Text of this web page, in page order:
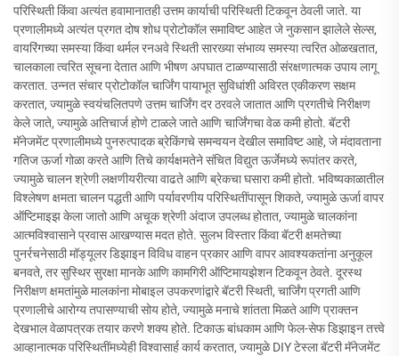
परिस्थिती किंवा अत्यंत हवामानातही उत्तम कार्याची परिस्थिती टिकवून ठेवली जाते. या
प्रणालीमध्ये अत्यंत प्रगत दोष शोध प्रोटोकॉल समाविष्ट आहेत जे नुकसान झालेले सेल्स,
वायरिंगच्या समस्या किंवा थर्मल रनअवे स्थिती सारख्या संभाव्य समस्या त्वरित ओळखतात,
चालकाला त्वरित सूचना देतात आणि भीषण अपघात टाळण्यासाठी संरक्षणात्मक उपाय लागू
करतात. उन्नत संचार प्रोटोकॉल चार्जिंग पायाभूत सुविधांशी अविरत एकीकरण सक्षम
करतात, ज्यामुळे स्वयंचलितपणे उत्तम चार्जिंग दर ठरवले जातात आणि प्रगतीचे निरीक्षण
केले जाते, ज्यामुळे अतिचार्ज होणे टाळले जाते आणि चार्जिंगचा वेळ कमी होतो. बॅटरी
मॅनेजमेंट प्रणालीमध्ये पुनरुत्पादक ब्रेकिंगचे समन्वयन देखील समाविष्ट आहे, जे मंदावताना
गतिज ऊर्जा गोळा करते आणि तिचे कार्यक्षमतेने संचित विद्युत ऊर्जेमध्ये रूपांतर करते,
ज्यामुळे चालन श्रेणी लक्षणीयरीत्या वाढते आणि ब्रेकचा घसारा कमी होतो. भविष्यकाळातील
विश्लेषण क्षमता चालन पद्धती आणि पर्यावरणीय परिस्थितींपासून शिकते, ज्यामुळे ऊर्जा वापर
ऑप्टिमाइझ केला जातो आणि अचूक श्रेणी अंदाज उपलब्ध होतात, ज्यामुळे चालकांना
आत्मविश्वासाने प्रवास आखण्यास मदत होते. सुलभ विस्तार किंवा बॅटरी क्षमतेच्या
पुनर्रचनेसाठी मॉड्यूलर डिझाइन विविध वाहन प्रकार आणि वापर आवश्यकतांना अनुकूल
बनवते, तर सुस्थिर सुरक्षा मानके आणि कामगिरी ऑप्टिमायझेशन टिकवून ठेवते. दूरस्थ
निरीक्षण क्षमतांमुळे मालकांना मोबाइल उपकरणांद्वारे बॅटरी स्थिती, चार्जिंग प्रगती आणि
प्रणालीचे आरोग्य तपासण्याची सोय होते, ज्यामुळे मनाचे शांतता मिळते आणि प्राक्तन
देखभाल वेळापत्रक तयार करणे शक्य होते. टिकाऊ बांधकाम आणि फेल-सेफ डिझाइन तत्त्वे
आव्हानात्मक परिस्थितींमध्येही विश्वासार्ह कार्य करतात, ज्यामुळे DIY टेस्ला बॅटरी मॅनेजमेंट